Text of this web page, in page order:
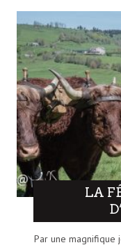
LA
Par une magnifique